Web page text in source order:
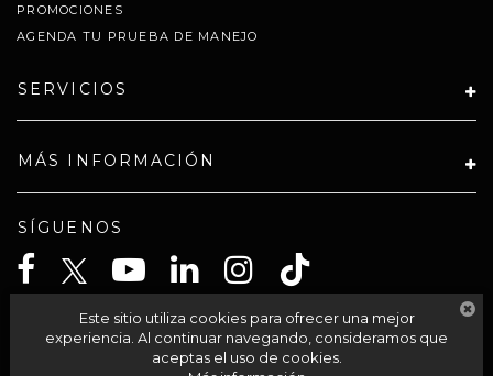
PROMOCIONES
AGENDA TU PRUEBA DE MANEJO
SERVICIOS
MÁS INFORMACIÓN
SÍGUENOS
CELTA SOLUCIONES SA PI DE CV
Este sitio utiliza cookies para ofrecer una mejor
experiencia. Al continuar navegando, consideramos que
aceptas el uso de cookies.